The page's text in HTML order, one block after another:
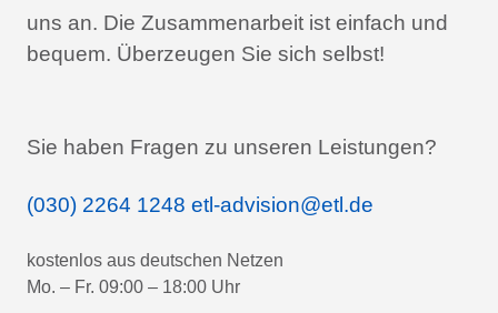
uns an. Die Zusammenarbeit ist einfach und
bequem. Überzeugen Sie sich selbst!
Sie haben Fragen zu unseren Leistungen?
(030) 2264 1248 etl-advision@etl.de
kostenlos aus deutschen Netzen
Mo. – Fr. 09:00 – 18:00 Uhr